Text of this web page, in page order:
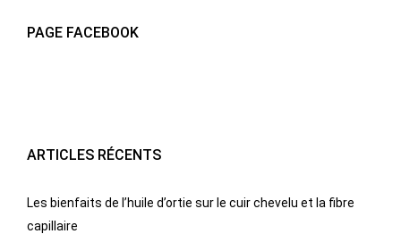
PAGE FACEBOOK
ARTICLES RÉCENTS
Les bienfaits de l’huile d’ortie sur le cuir chevelu et la fibre
capillaire